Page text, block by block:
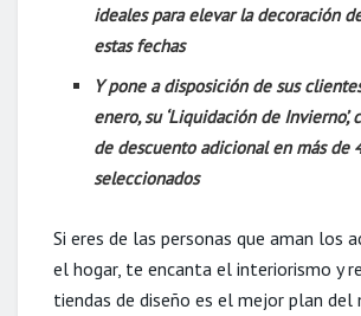
ideales para elevar la decoración
estas fechas
Y pone a disposición de sus
enero, su ‘Liquidación de Invierno’,
de descuento adicional en más de
seleccionados
Si eres de las personas que aman los
el hogar, te encanta el interiorismo y
tiendas de diseño es el mejor plan del